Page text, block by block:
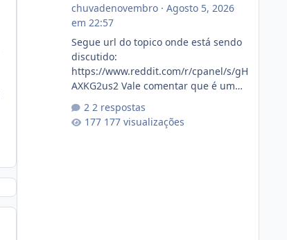
chuvadenovembro· Agosto 5, 2026
em 22:57
Segue url do topico onde está sendo
discutido:
https://www.reddit.com/r/cpanel/s/gH
AXKG2us2 Vale comentar que é um
pegada no da.
2 respostas
177 visualizações